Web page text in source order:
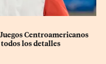
Centroamericanos
los detalles